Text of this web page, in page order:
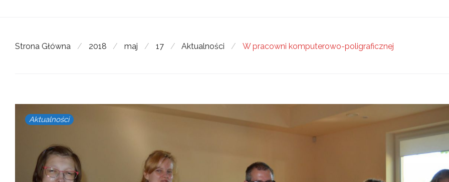
Strona Główna / 2018 / maj / 17 / Aktualności / W pracowni komputerowo-poligraficznej
Aktualności